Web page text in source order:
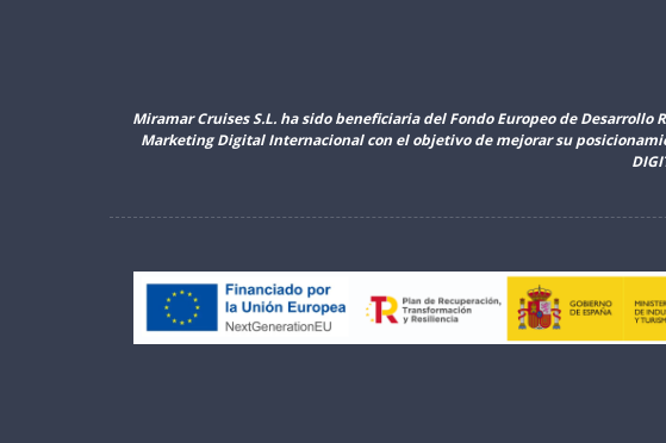
Miramar Cruises S.L. ha sido beneficiaria del Fondo Europeo de
Marketing Digital Internacional con el objetivo de mejorar su